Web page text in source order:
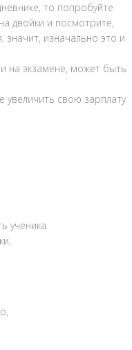
то попробуйте
двойки и посмотрите,
значит, изначально это и
на экзамене, может быть
свою зарплату
ученика